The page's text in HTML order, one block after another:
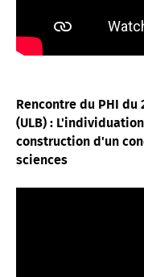
Rencontre du PHI du
(ULB) :
construction d'un
sciences